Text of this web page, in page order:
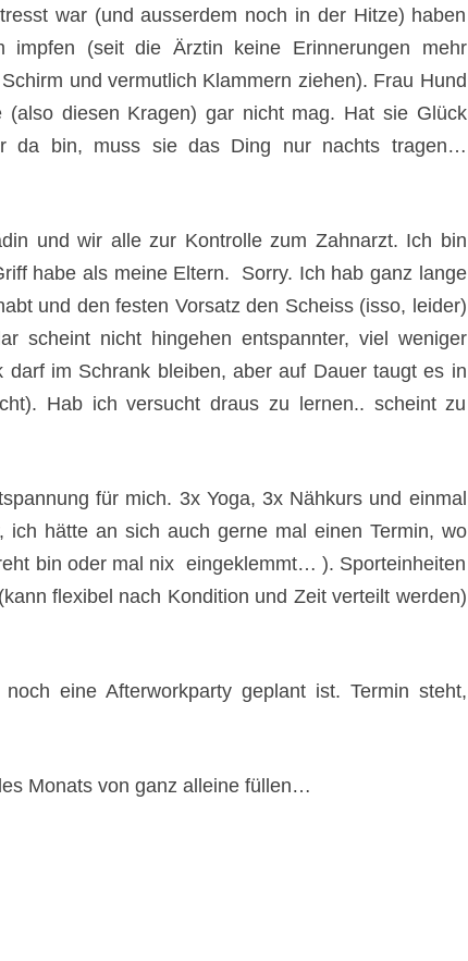
war (und ausserdem noch in der Hitze) haben
impfen (seit die Ärztin keine Erinnerungen mehr
und vermutlich Klammern ziehen). Frau Hund
diesen Kragen) gar nicht mag. Hat sie Glück
da bin, muss sie das Ding nur nachts tragen…
und wir alle zur Kontrolle zum Zahnarzt. Ich bin
habe als meine Eltern. Sorry. Ich hab ganz lange
und den festen Vorsatz den Scheiss (isso, leider)
scheint nicht hingehen entspannter, viel weniger
darf im Schrank bleiben, aber auf Dauer taugt es in
Hab ich versucht draus zu lernen.. scheint zu
für mich. 3x Yoga, 3x Nähkurs und einmal
ich hätte an sich auch gerne mal einen Termin, wo
bin oder mal nix eingeklemmt… ). Sporteinheiten
flexibel nach Kondition und Zeit verteilt werden)
eine Afterworkparty geplant ist. Termin steht,
Monats von ganz alleine füllen…